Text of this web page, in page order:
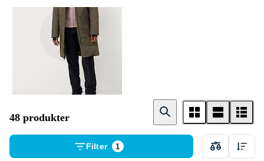
Dam
48 produkter
Filter 1